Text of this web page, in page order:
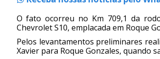
O fato ocorreu no Km 709,1 da
Chevrolet S10, emplacada em Roque
Pelos levantamentos preliminares
Xavier para Roque Gonzales, quando